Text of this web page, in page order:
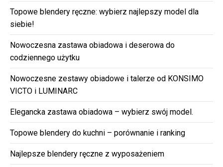
Topowe blendery ręczne: wybierz najlepszy model dla
siebie!
Nowoczesna zastawa obiadowa i deserowa do
codziennego użytku
Nowoczesne zestawy obiadowe i talerze od KONSIMO
VICTO i LUMINARC
Elegancka zastawa obiadowa – wybierz swój model.
Topowe blendery do kuchni – porównanie i ranking
Najlepsze blendery ręczne z wyposażeniem